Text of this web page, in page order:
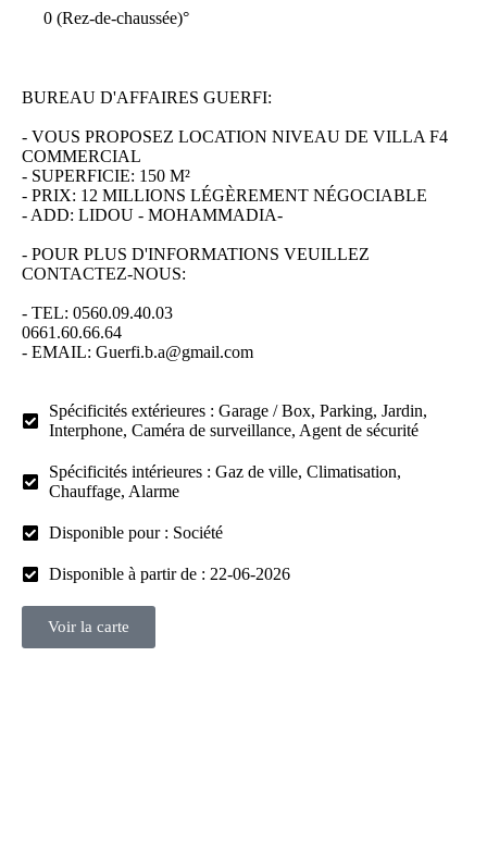
0 (Rez-de-chaussée)°
BUREAU D'AFFAIRES GUERFI:
- VOUS PROPOSEZ LOCATION NIVEAU DE VILLA F4
COMMERCIAL
- SUPERFICIE: 150 M²
- PRIX: 12 MILLIONS LÉGÈREMENT NÉGOCIABLE
- ADD: LIDOU - MOHAMMADIA-
- POUR PLUS D'INFORMATIONS VEUILLEZ
CONTACTEZ-NOUS:
- TEL: 0560.09.40.03
0661.60.66.64
- EMAIL: Guerfi.b.a@gmail.com
Spécificités extérieures : Garage / Box, Parking, Jardin,
Interphone, Caméra de surveillance, Agent de sécurité
Spécificités intérieures : Gaz de ville, Climatisation,
Chauffage, Alarme
Disponible pour : Société
Disponible à partir de : 22-06-2026
Voir la carte